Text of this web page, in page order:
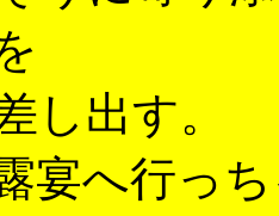
し出す。
宴へ行っ